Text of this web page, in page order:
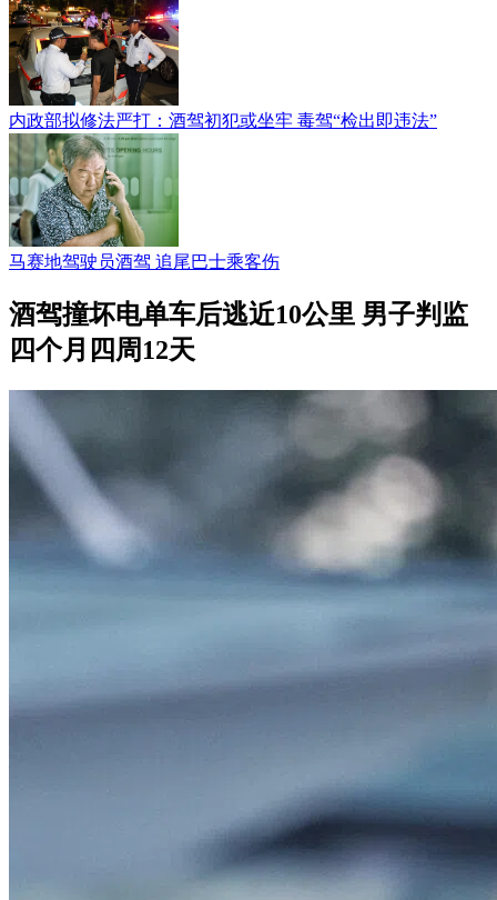
内政部拟修法严打：酒驾初犯或坐牢 毒驾“检出即违法”
马赛地驾驶员酒驾 追尾巴士乘客伤
酒驾撞坏电单车后逃近10公里 男子判监
四个月四周12天